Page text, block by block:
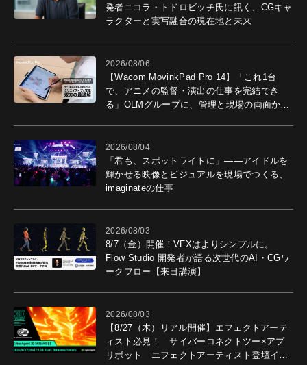
発者ニコラ・トドロビッチ氏に訊く、CGキャ
ラクターと実写融合の現在地と未来
2026/08/06
【Wacom MovinkPad Pro 14】「これ1台
で、アニメの監督・演出の仕事を完結でき
る」OLMグループに、管理と現場の両面から
2026/08/04
「君も、スポットライトに」――アイドルを
輝かせる映像とビジュアルを現場でつくる、
imaginateの仕事
2026/08/03
8/7（金）開催！VFXはよりシンプルに。
Flow Studio 開発者が語る次世代のAI・CGワ
ークフロー【来日講演】
2026/08/03
【8/27（木）リアル開催】エフェクトアーテ
ィスト必見！ サイバーコネクトツー×アプ
リボット エフェクトアーティスト登壇イベ